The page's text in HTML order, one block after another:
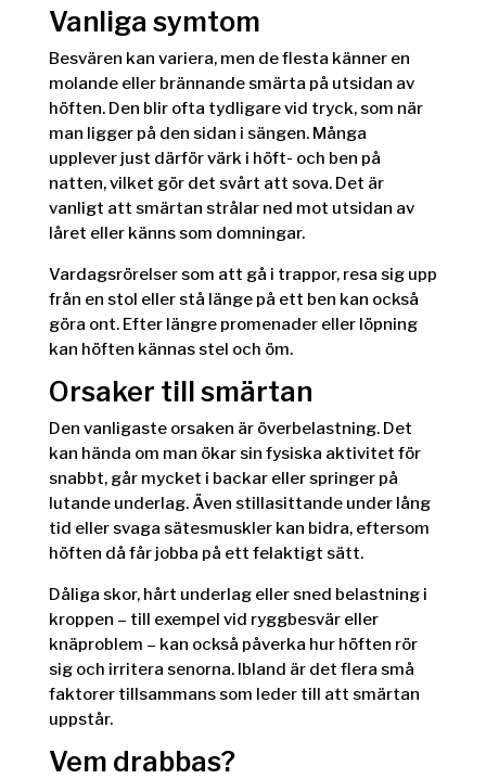
Vanliga symtom
Besvären kan variera, men de flesta känner en
molande eller brännande smärta på utsidan av
höften. Den blir ofta tydligare vid tryck, som när
man ligger på den sidan i sängen. Många
upplever just därför värk i höft- och ben på
natten, vilket gör det svårt att sova. Det är
vanligt att smärtan strålar ned mot utsidan av
låret eller känns som domningar.
Vardagsrörelser som att gå i trappor, resa sig upp
från en stol eller stå länge på ett ben kan också
göra ont. Efter längre promenader eller löpning
kan höften kännas stel och öm.
Orsaker till smärtan
Den vanligaste orsaken är överbelastning. Det
kan hända om man ökar sin fysiska aktivitet för
snabbt, går mycket i backar eller springer på
lutande underlag. Även stillasittande under lång
tid eller svaga sätesmuskler kan bidra, eftersom
höften då får jobba på ett felaktigt sätt.
Dåliga skor, hårt underlag eller sned belastning i
kroppen – till exempel vid ryggbesvär eller
knäproblem – kan också påverka hur höften rör
sig och irritera senorna. Ibland är det flera små
faktorer tillsammans som leder till att smärtan
uppstår.
Vem drabbas?